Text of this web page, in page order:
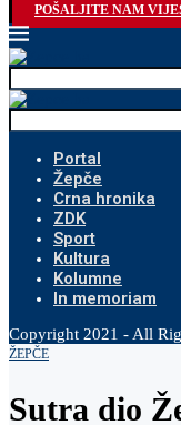
POŠALJITE NAM
Portal
Žepče
Crna hronika
ZDK
Sport
Kultura
Kolumne
In memoriam
Copyright 2021 - All
ŽEPČE
Sutra dio